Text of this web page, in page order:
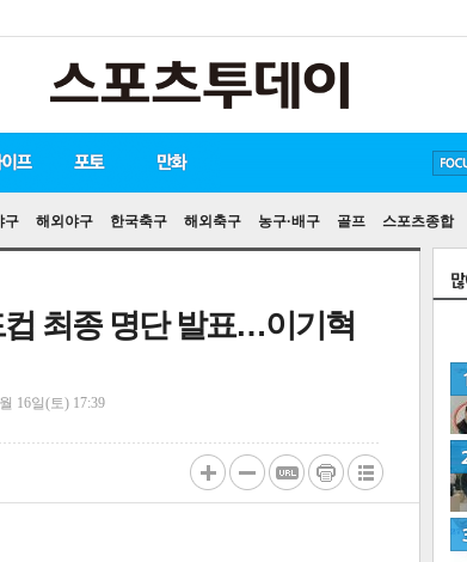
구 해외야구 한국축구 해외축구 농구·배구 골프 스포츠종합
방탄소년단
손흥민
유아인
컵 최종 명단 발표…이기혁
16일(토) 17:39